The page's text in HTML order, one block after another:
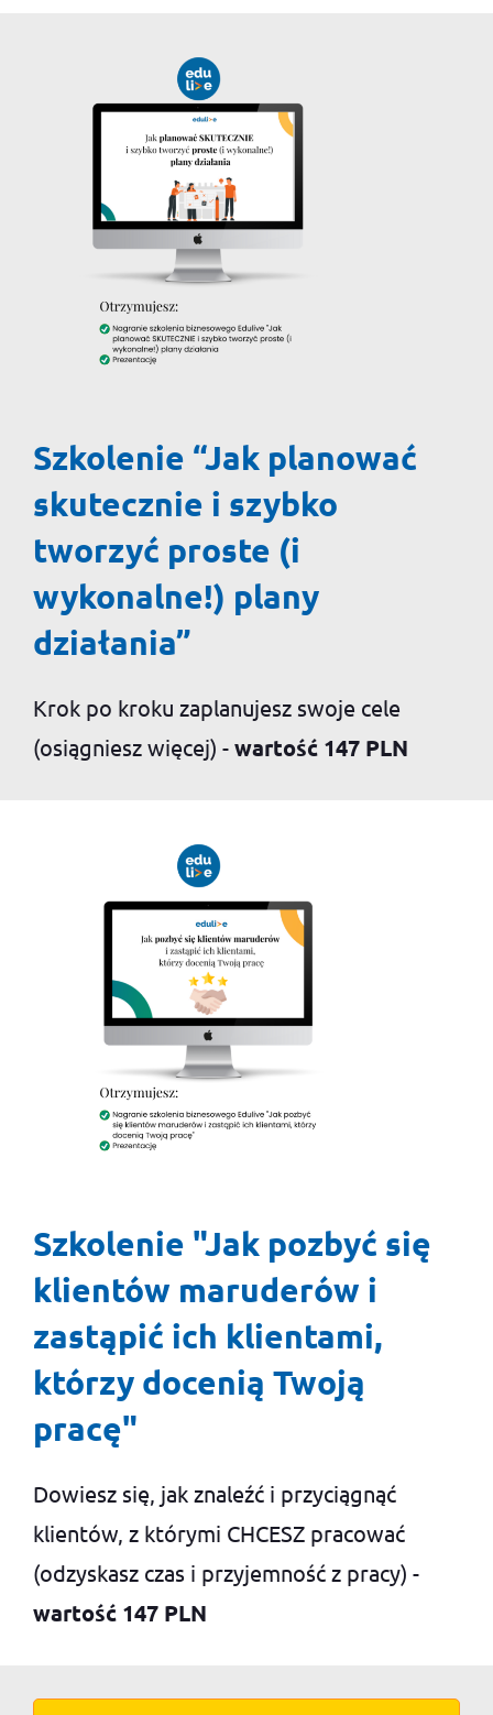
Szkolenie “Jak planować
skutecznie i szybko
tworzyć proste (i
wykonalne!) plany
działania”
Krok po kroku zaplanujesz swoje cele
(osiągniesz więcej) - wartość 147 PLN
Szkolenie "Jak pozbyć się
klientów maruderów i
zastąpić ich klientami,
którzy docenią Twoją
pracę"
Dowiesz się, jak znaleźć i przyciągnąć
klientów, z którymi CHCESZ pracować
(odzyskasz czas i przyjemność z pracy) -
wartość 147 PLN